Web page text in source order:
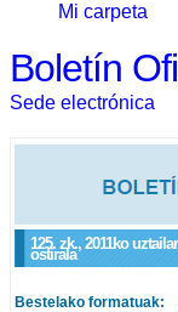
Mi carpeta
Boletín
Sede electrónica
125. zk., 2011ko
ostirala
Bestelako formatuak: